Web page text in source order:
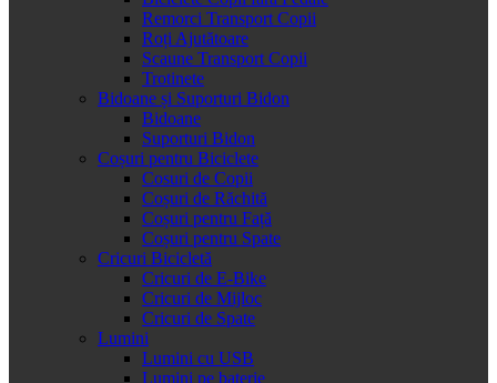
Remorci Transport Copii
Roți Ajutătoare
Scaune Transport Copii
Trotinete
Bidoane și Suporturi Bidon
Bidoane
Suporturi Bidon
Coșuri pentru Biciclete
Cosuri de Copii
Coșuri de Răchită
Coșuri pentru Față
Coșuri pentru Spate
Cricuri Bicicletă
Cricuri de E-Bike
Cricuri de Mijloc
Cricuri de Spate
Lumini
Lumini cu USB
Lumini pe baterie